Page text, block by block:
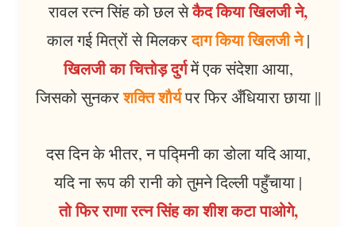
रावल रत्न सिंह को छल सेकैद किया खिलजी ने,
काल गई मित्रों से मिलकरदाग किया खिलजी ने|
खिलजी का चित्तोड़ दुर्गमें एक संदेशा आया,
जिसको सुनकरशक्ति शौर्यपर फिर अँधियारा छाया ||
दस दिन के भीतर, न पद्मिनी का डोला यदि आया,
यदि ना रूप की रानी को तुमने दिल्ली पहुँचाया |
तो फिर राणा रत्न सिंह का शीश कटा पाओगे,